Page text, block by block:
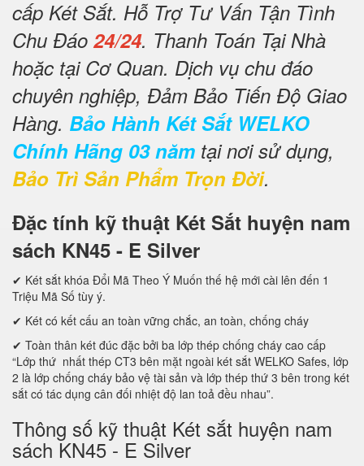
cấp Két Sắt. Hỗ Trợ Tư Vấn Tận Tình
Chu Đáo 24/24. Thanh Toán Tại Nhà
hoặc tại Cơ Quan. Dịch vụ chu đáo
chuyên nghiệp, Đảm Bảo Tiến Độ Giao
Hàng. Bảo Hành Két Sắt WELKO
Chính Hãng 03 năm tại nơi sử dụng,
Bảo Trì Sản Phẩm Trọn Đời.
Đặc tính kỹ thuật Két Sắt huyện nam
sách KN45 - E Silver
✔ Két sắt khóa Đổi Mã Theo Ý Muốn thế hệ mới cài lên đến 1
Triệu Mã Số tùy ý.
✔ Két có kết cấu an toàn vững chắc, an toàn, chống cháy
✔ Toàn thân két đúc đặc bởi ba lớp thép chống cháy cao cấp
“Lớp thứ nhất thép CT3 bên mặt ngoài két sắt WELKO Safes, lớp
2 là lớp chống cháy bảo vệ tài sản và lớp thép thứ 3 bên trong két
sắt có tác dụng cân đối nhiệt độ lan toả đều nhau”.
Thông số kỹ thuật Két sắt huyện nam
sách KN45 - E Silver